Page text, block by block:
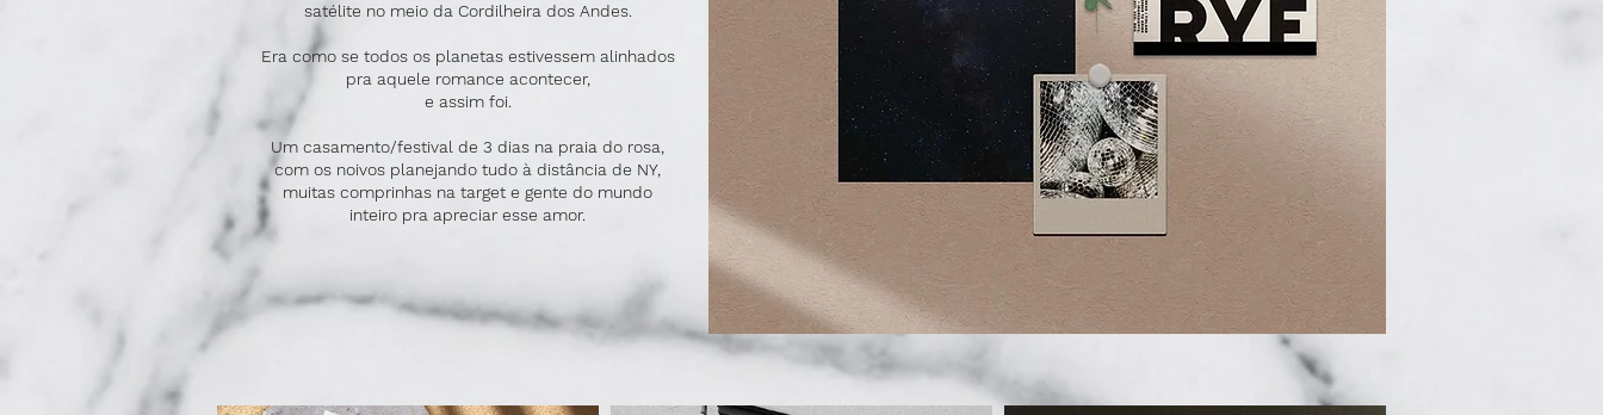
satélite no meio da Cordilheira dos Andes.
Era como se todos os planetas estivessem alinhados
pra aquele romance acontecer,
e assim foi.
Um casamento/festival de 3 dias na praia do rosa,
com os noivos planejando tudo à distância de NY,
muitas comprinhas na target e gente do mundo
inteiro pra apreciar esse amor.